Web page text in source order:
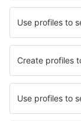
Aplicație mobilă
Companii
Wizz Air
FlyOne
Air Moldova
HiSky
Blue Air